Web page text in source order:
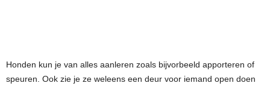
Honden kun je van alles aanleren zoals bijvorbeeld apporteren of
speuren. Ook zie je ze weleens een deur voor iemand open doen